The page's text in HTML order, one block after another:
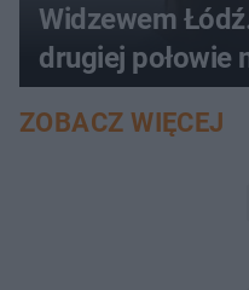
Widzewem
drugiej połowie
ZOBACZ WIĘCEJ